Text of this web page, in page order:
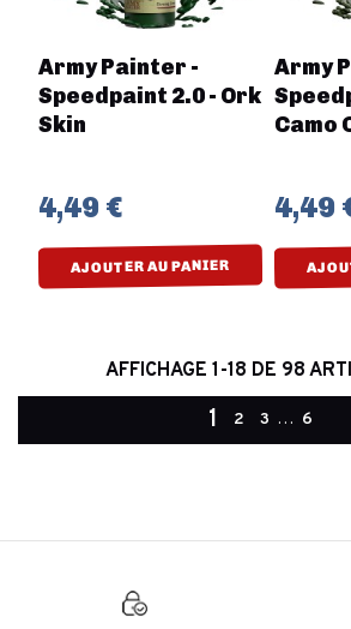
Army Painter -
Speedpaint 2.0 - Ork
Skin
4,49 €
AJOUTER AU PANIER
Army
Camo
4,49
AFFICHAGE 1-18 DE 98
1 2 3 … 6